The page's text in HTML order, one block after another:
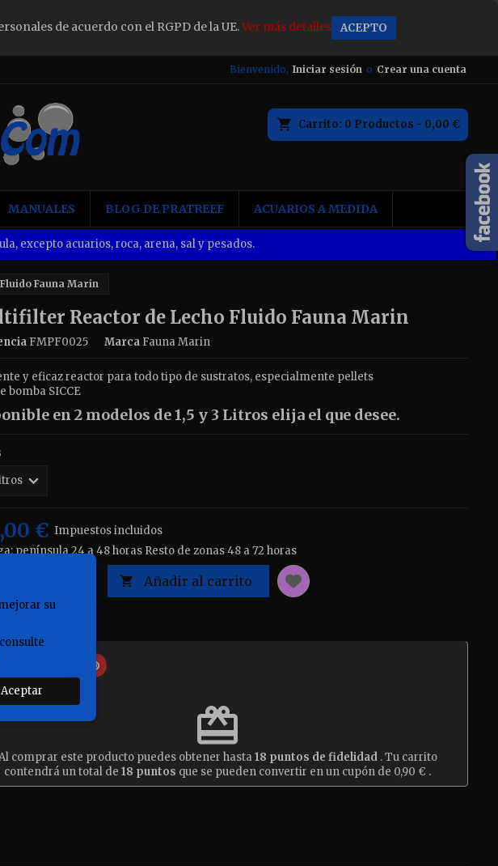
de acuerdo con el RGPD de la UE.Ver más detalles ACEPTO
Bienvenido, Iniciar sesión o Crear una cuenta
Carrito 0 Productos - 0,00 €
MANUALES BLOG DE PRATREEF ACUARIOS A MEDIDA
excepto acuarios, roca, arena, sal y pesados.
Fauna Marin
Reactor de Lecho Fluido Fauna Marin
FMPF0025 Marca Fauna Marin
y eficaz reactor para todo tipo de sustratos, especialmente pellets
bomba SICCE
en 2 modelos de 1,5 y 3 Litros elija el que desee.
€ Impuestos incluidos
península 24 a 48 horas Resto de zonas 48 a 72 horas
 Añadir al carrito
Compartir
TuitearPinterest
redeem
comprar este producto puedes obtener hasta18 puntos de fidelidad. Tu carrito
contendrá un total de 18 puntos que se pueden convertir en un cupón de 0,90 € .
su
Aceptar
×